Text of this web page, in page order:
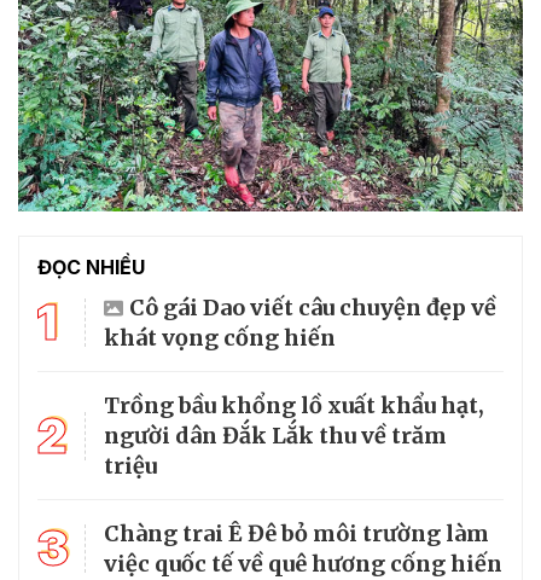
ĐỌC NHIỀU
1
Cô gái Dao viết câu chuyện đẹp về
khát vọng cống hiến
2
Trồng bầu khổng lồ xuất khẩu hạt,
người dân Đắk Lắk thu về trăm
triệu
3
Chàng trai Ê Đê bỏ môi trường làm
việc quốc tế về quê hương cống hiến